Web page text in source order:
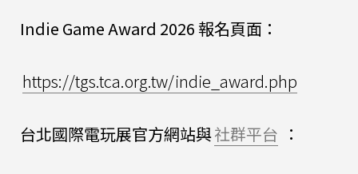
Indie Game Award 2026 報名頁面：
https://tgs.tca.org.tw/indie_award.php
台北國際電玩展官方網站與社群平台 ：